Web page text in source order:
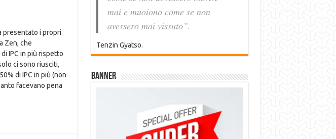
presentato i propri
Zen, che
IPC in più rispetto
ci sono riusciti,
di IPC in più (non
facevano pena
mai e muoiono come se non
avessero mai vissuto”.
Tenzin Gyatso.
Banner